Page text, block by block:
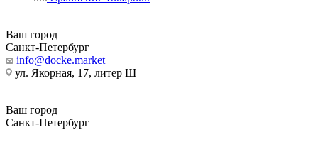
Ваш город
Санкт-Петербург
info@docke.market
ул. Якорная, 17, литер Ш
Ваш город
Санкт-Петербург